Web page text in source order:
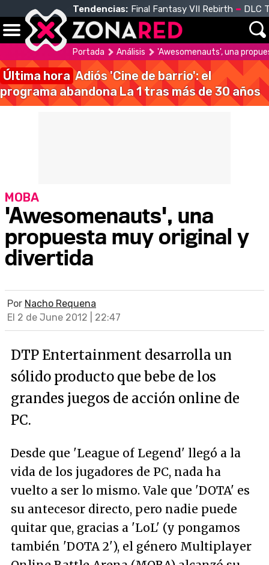
Tendencias: Final Fantasy VII Rebirth DLC
Portada Análisis 'Awesomenauts', una
Última hora Adiós 'Cine de barrio': el
programa abandona La 1 tras más de 30 años
'Awesomenauts', una
propuesta muy original y
divertida
MOBA
Por Nacho Requena
El 2 de June 2012 | 22:47
DTP Entertainment desarrolla un
sólido producto que bebe de los
grandes juegos de acción online de
PC.
Desde que 'League of Legend' llegó a la
vida de los jugadores de PC, nada ha
vuelto a ser lo mismo. Vale que 'DOTA' es
su antecesor directo, pero nadie puede
quitar que, gracias a 'LoL' (y pongamos
también 'DOTA 2'), el género Multiplayer